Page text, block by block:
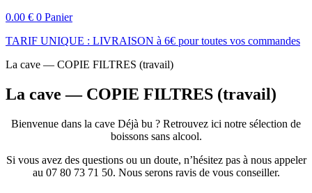
0.00 € 0 Panier
TARIF UNIQUE : LIVRAISON à 6€ pour toutes vos commandes
La cave — COPIE FILTRES (travail)
La cave — COPIE FILTRES (travail)
Bienvenue dans la cave Déjà bu ? Retrouvez ici notre sélection de
boissons sans alcool.
Si vous avez des questions ou un doute, n’hésitez pas à nous appeler
au 07 80 73 71 50. Nous serons ravis de vous conseiller.